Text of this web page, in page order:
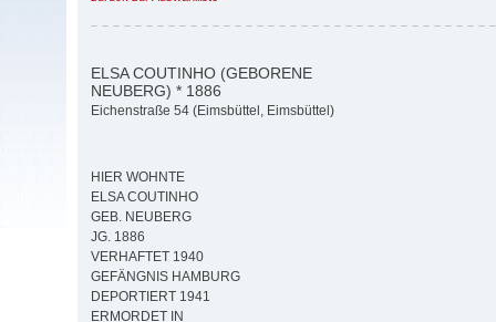
ELSA COUTINHO (GEBORENE
NEUBERG) * 1886
Eichenstraße 54 (Eimsbüttel, Eimsbüttel)
HIER WOHNTE
ELSA COUTINHO
GEB. NEUBERG
JG. 1886
VERHAFTET 1940
GEFÄNGNIS HAMBURG
DEPORTIERT 1941
ERMORDET IN